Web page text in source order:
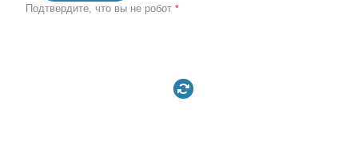
Подтвердите, что вы не робот *